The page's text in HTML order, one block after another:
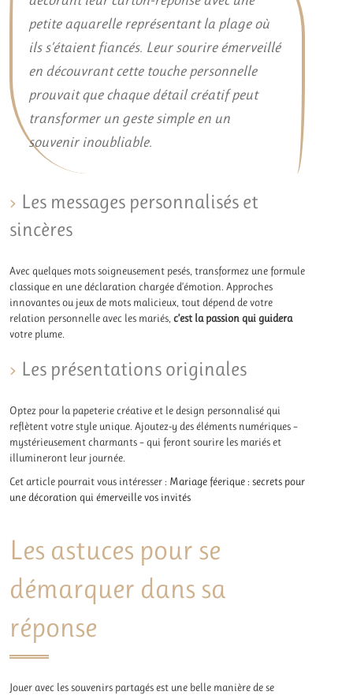
petite aquarelle représentant la plage où
ils s’étaient fiancés. Leur sourire émerveillé
en découvrant cette touche personnelle
prouvait que chaque détail créatif peut
transformer un geste simple en un
souvenir inoubliable.
Les messages personnalisés et
sincères
Avec quelques mots soigneusement pesés, transformez une formule
classique en une déclaration chargée d’émotion. Approches
innovantes ou jeux de mots malicieux, tout dépend de votre
relation personnelle avec les mariés,c’est la passion qui guidera
votre plume.
Les présentations originales
Optez pour la papeterie créative et le design personnalisé qui
reflètent votre style unique. Ajoutez-y des éléments numériques –
mystérieusement charmants – qui feront sourire les mariés et
illumineront leur journée.
Cet article pourrait vous intéresser : Mariage féerique : secrets pour
une décoration qui émerveille vos invités
Les astuces pour se
démarquer dans sa
réponse
Jouer avec les souvenirs partagés est une belle manière de se